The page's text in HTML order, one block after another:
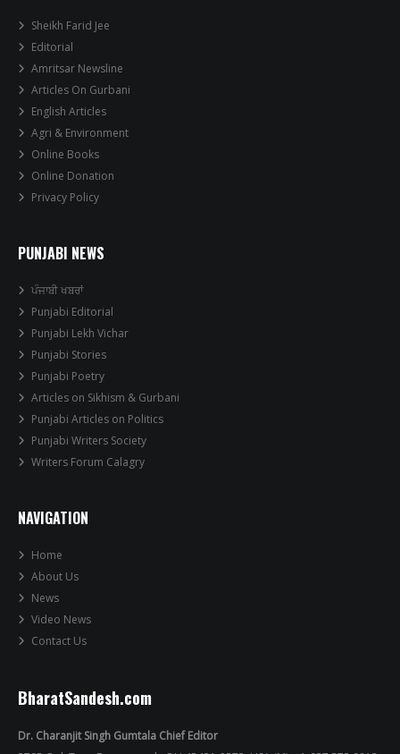
Sheikh Farid Jee
Editorial
Amritsar Newsline
Articles On Gurbani
English Articles
Agri & Environment
Online Books
Online Donation
Privacy Policy
PUNJABI NEWS
ਪੰਜਾਬੀ ਖਬਰਾਂ
Punjabi Editorial
Punjabi Lekh Vichar
Punjabi Stories
Punjabi Poetry
Articles on Sikhism & Gurbani
Punjabi Articles on Politics
Punjabi Writers Society
Writers Forum Calagry
NAVIGATION
Home
About Us
News
Video News
Contact Us
BharatSandesh.com
Dr. Charanjit Singh Gumtala Chief Editor